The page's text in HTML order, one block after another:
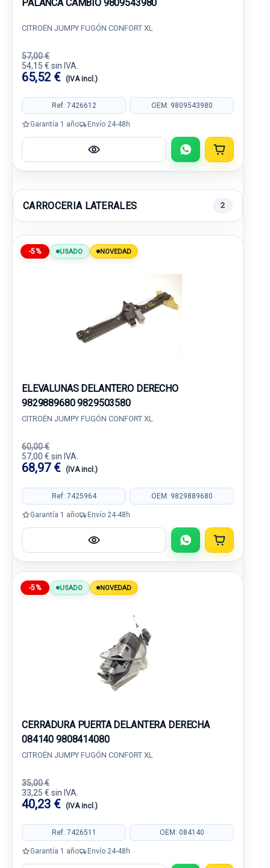
PALANCA CAMBIO 9809543980
CITROËN JUMPY FUGÓN CONFORT XL
57,00 €
54,15 € sin IVA.
65,52 € (IVA incl.)
Ref: 7426612 OEM: 9809543980
Garantía 1 año Envío 24-48h
CARROCERIA LATERALES 2
-5% USADO NOVEDAD
ELEVALUNAS DELANTERO DERECHO
9829889680 9829503580
CITROËN JUMPY FUGÓN CONFORT XL
60,00 €
57,00 € sin IVA.
68,97 € (IVA incl.)
Ref: 7425964 OEM: 9829889680
Garantía 1 año Envío 24-48h
-5% USADO NOVEDAD
CERRADURA PUERTA DELANTERA DERECHA
084140 9808414080
CITROËN JUMPY FUGÓN CONFORT XL
35,00 €
33,25 € sin IVA.
40,23 € (IVA incl.)
Ref: 7426511 OEM: 084140
Garantía 1 año Envío 24-48h